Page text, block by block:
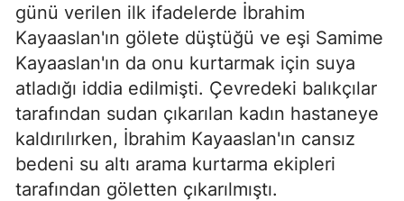
günü verilen ilk ifadelerde İbrahim
Kayaaslan'ın gölete düştüğü ve eşi Samime
Kayaaslan'ın da onu kurtarmak için suya
atladığı iddia edilmişti. Çevredeki balıkçılar
tarafından sudan çıkarılan kadın hastaneye
kaldırılırken, İbrahim Kayaaslan'ın cansız
bedeni su altı arama kurtarma ekipleri
tarafından göletten çıkarılmıştı.